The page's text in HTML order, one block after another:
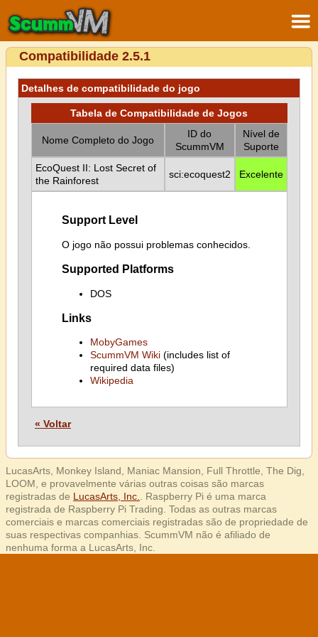
Compatibilidade 2.5.1
Detalhes de compatibilidade do jogo
Tabela de Compatibilidade de Jogos
Nome Completo do Jogo
ID do
ScummVM
Nível de
Suporte
EcoQuest II: Lost Secret of
the Rainforest
sci:ecoquest2 Excelente
Support Level
O jogo não possui problemas conhecidos.
Supported Platforms
DOS
Links
MobyGames
ScummVM Wiki(includes list of
required data files)
Wikipedia
« Voltar
LucasArts, Monkey Island, Maniac Mansion, Full Throttle, The Dig,
LOOM, e provavelmente várias outras coisas são marcas
registradas de LucasArts, Inc.
. Raspberry Pi é uma marca
registrada de Raspberry Pi Trading. Todas as outras marcas
comerciais e marcas comerciais registradas são de propriedade de
suas respectivas companhias. ScummVM não é afiliado de
nenhuma forma a LucasArts, Inc.